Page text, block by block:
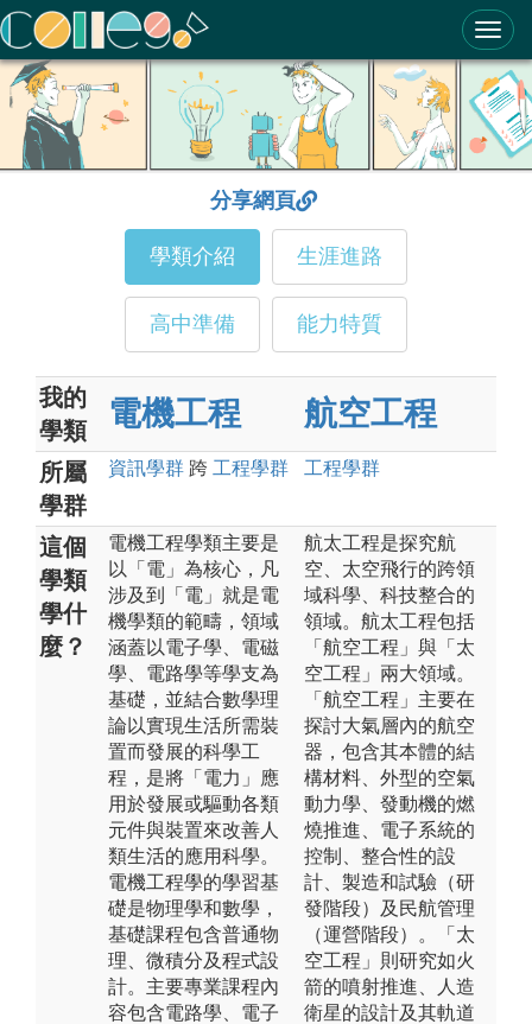
ColleGo! 大學選才與高中育才輔助系統
分享網頁
學類介紹 生涯進路
高中準備 能力特質
我的
學類
電機工程 航空工程
所屬
學群
資訊學群 跨 工程學群 工程學群
這個
學類
學什
麼？
電機工程學類主要是
以「電」為核心，凡
涉及到「電」就是電
機學類的範疇，領域
涵蓋以電子學、電磁
學、電路學等學支為
基礎，並結合數學理
論以實現生活所需裝
置而發展的科學工
程，是將「電力」應
用於發展或驅動各類
元件與裝置來改善人
類生活的應用科學。
電機工程學的學習基
礎是物理學和數學，
基礎課程包含普通物
理、微積分及程式設
計。主要專業課程內
容包含電路學、電子
航太工程是探究航
空、太空飛行的跨領
域科學、科技整合的
領域。航太工程包括
「航空工程」與「太
空工程」兩大領域。
「航空工程」主要在
探討大氣層內的航空
器，包含其本體的結
構材料、外型的空氣
動力學、發動機的燃
燒推進、電子系統的
控制、整合性的設
計、製造和試驗（研
發階段）及民航管理
（運營階段）。「太
空工程」則研究如火
箭的噴射推進、人造
衛星的設計及其軌道